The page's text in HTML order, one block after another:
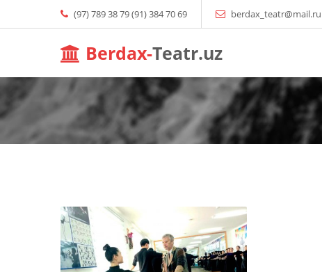
(97) 789 38 79 (91) 384 70 69 berdax_teatr@mail.ru
Berdax-Teatr.uz